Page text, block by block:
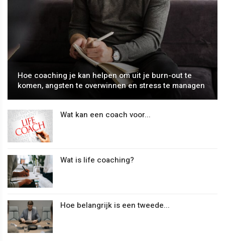
Hoe coaching je kan helpen om uit je burn-out te
komen, angsten te overwinnen en stress te managen
Wat kan een coach voor...
Wat is life coaching?
Hoe belangrijk is een tweede...